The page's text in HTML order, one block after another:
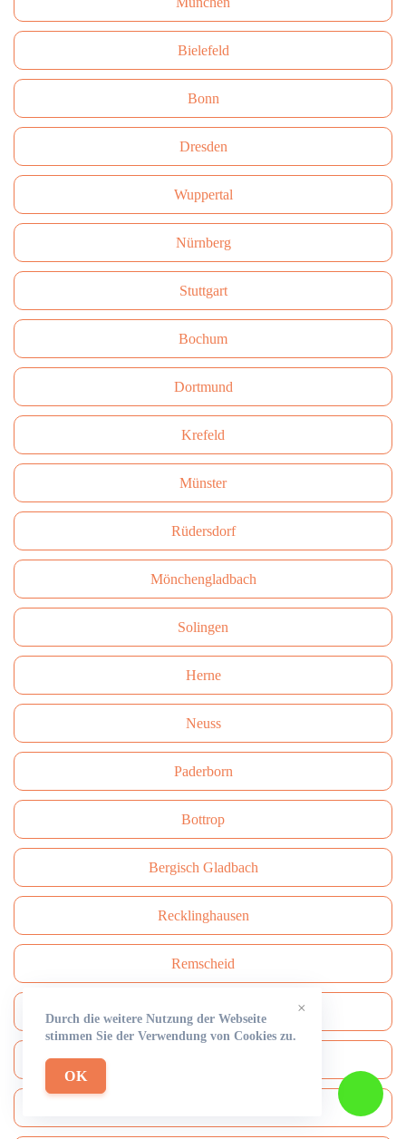
Bielefeld
Bonn
Dresden
Wuppertal
Nürnberg
Stuttgart
Bochum
Dortmund
Krefeld
Münster
Rüdersdorf
Mönchengladbach
Solingen
Herne
Neuss
Paderborn
Bottrop
Bergisch Gladbach
Recklinghausen
Remscheid
Moers ×
Durch die weitere Nutzung der Webseite
stimmen Sie der Verwendung von Cookies zu.
OK